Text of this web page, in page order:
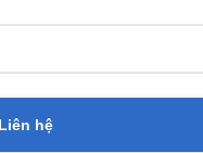
Liên hệ